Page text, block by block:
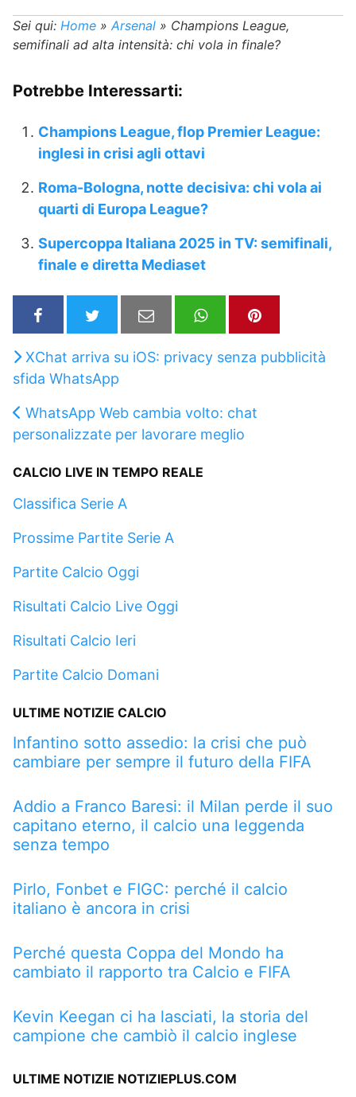
Sei qui: Home » Arsenal » Champions League,
semifinali ad alta intensità: chi vola in finale?
Potrebbe Interessarti:
Champions League, flop Premier League:
inglesi in crisi agli ottavi
Roma-Bologna, notte decisiva: chi vola ai
quarti di Europa League?
Supercoppa Italiana 2025 in TV: semifinali,
finale e diretta Mediaset
XChat arriva su iOS: privacy senza pubblicità
sfida WhatsApp
WhatsApp Web cambia volto: chat
personalizzate per lavorare meglio
CALCIO LIVE IN TEMPO REALE
Classifica Serie A
Prossime Partite Serie A
Partite Calcio Oggi
Risultati Calcio Live Oggi
Risultati Calcio Ieri
Partite Calcio Domani
ULTIME NOTIZIE CALCIO
Infantino sotto assedio: la crisi che può
cambiare per sempre il futuro della FIFA
Addio a Franco Baresi: il Milan perde il suo
capitano eterno, il calcio una leggenda
senza tempo
Pirlo, Fonbet e FIGC: perché il calcio
italiano è ancora in crisi
Perché questa Coppa del Mondo ha
cambiato il rapporto tra Calcio e FIFA
Kevin Keegan ci ha lasciati, la storia del
campione che cambiò il calcio inglese
ULTIME NOTIZIE NOTIZIEPLUS.COM